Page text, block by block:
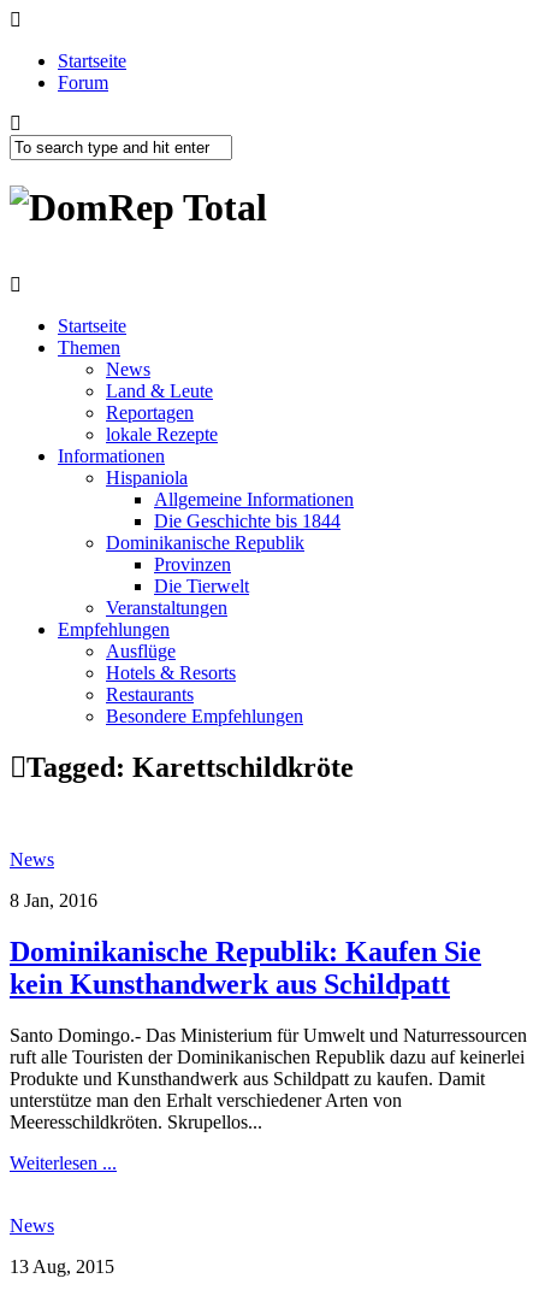
Startseite
Forum
Startseite
Themen
News
Land & Leute
Reportagen
lokale Rezepte
Informationen
Hispaniola
Allgemeine Informationen
Die Geschichte bis 1844
Dominikanische Republik
Provinzen
Die Tierwelt
Veranstaltungen
Empfehlungen
Ausflüge
Hotels & Resorts
Restaurants
Besondere Empfehlungen
Tagged: Karettschildkröte
News
8 Jan, 2016
Dominikanische Republik: Kaufen Sie
kein Kunsthandwerk aus Schildpatt
Santo Domingo.- Das Ministerium für Umwelt und Naturressourcen
ruft alle Touristen der Dominikanischen Republik dazu auf keinerlei
Produkte und Kunsthandwerk aus Schildpatt zu kaufen. Damit
unterstütze man den Erhalt verschiedener Arten von
Meeresschildkröten. Skrupellos...
Weiterlesen ...
News
13 Aug, 2015